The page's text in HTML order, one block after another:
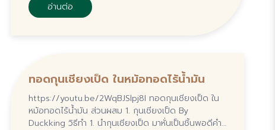
อ่านต่อ
ทอดกุนเชียงเป็ด ในหม้อทอดไร้น้ำมัน
https://youtu.be/2WqBJSlpj8I ทอดกุนเชียงเป็ด ใน
หม้อทอดไร้น้ำมัน ส่วนผสม 1. กุนเชียงเป็ด By
Duckking วิธีทำ 1. นำกุนเชียงเป็ด มาหั่นเป็นชิ้นพอดีคำ